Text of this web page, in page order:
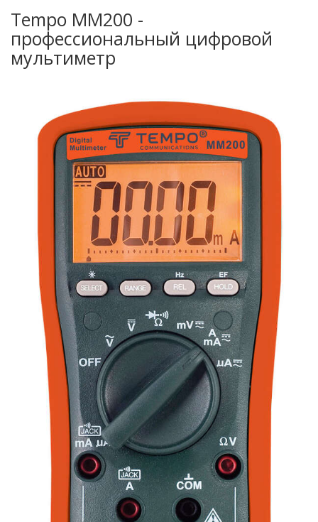
Tempo MM200 -
профессиональный цифровой
мультиметр